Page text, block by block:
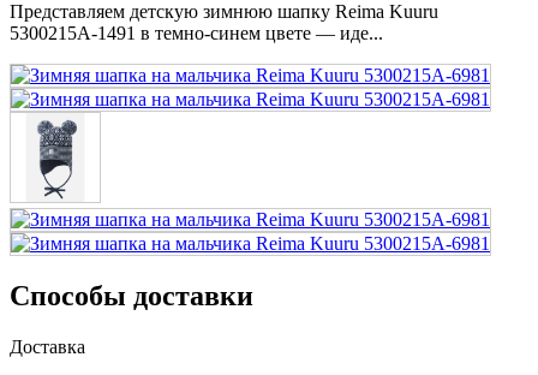
Представляем детскую зимнюю шапку Reima Kuuru
5300215A-1491 в темно-синем цвете — иде...
Способы доставки
Доставка